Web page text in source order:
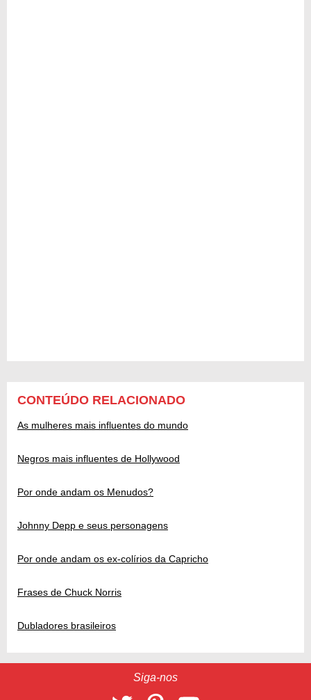
CONTEÚDO RELACIONADO
As mulheres mais influentes do mundo
Negros mais influentes de Hollywood
Por onde andam os Menudos?
Johnny Depp e seus personagens
Por onde andam os ex-colírios da Capricho
Frases de Chuck Norris
Dubladores brasileiros
Siga-nos